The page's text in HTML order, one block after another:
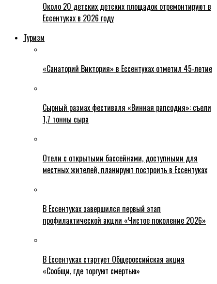
Около 20 детских детских площадок отремонтируют в
Ессентуках в 2026 году
Туризм
«Санаторий Виктория» в Ессентуках отметил 45‑летие
Сырный размах фестиваля «Винная рапсодия»: съели
1,7 тонны сыра
Отели с открытыми бассейнами, доступными для
местных жителей, планируют построить в Ессентуках
В Ессентуках завершился первый этап
профилактической акции «Чистое поколение 2026»
В Ессентуках стартует Общероссийская акция
«Сообщи, где торгуют смертью»